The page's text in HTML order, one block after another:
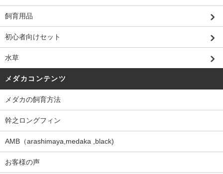
飼育用品
初心者向けセット
水草
メダカコンテンツ
メダカの飼育方法
幹之ロングフィン
AMB（arashimaya,medaka ,black)
お客様の声